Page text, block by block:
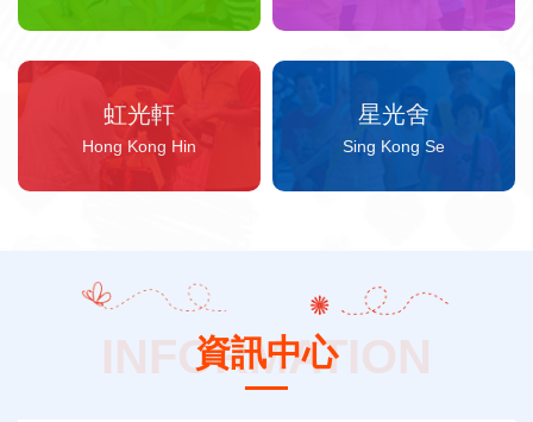
虹光軒
Hong Kong Hin
星光舍
Sing Kong Se
資訊中心
INFORMATION